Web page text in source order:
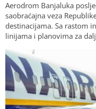
Aerodrom Banjaluka
saobraćajna veza
destinacijama. Sa rastom
linijama i planovima za